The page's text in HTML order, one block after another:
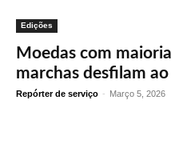
Edições
Moedas com
marchas desfilam
Repórter de serviço - Março 5, 2026